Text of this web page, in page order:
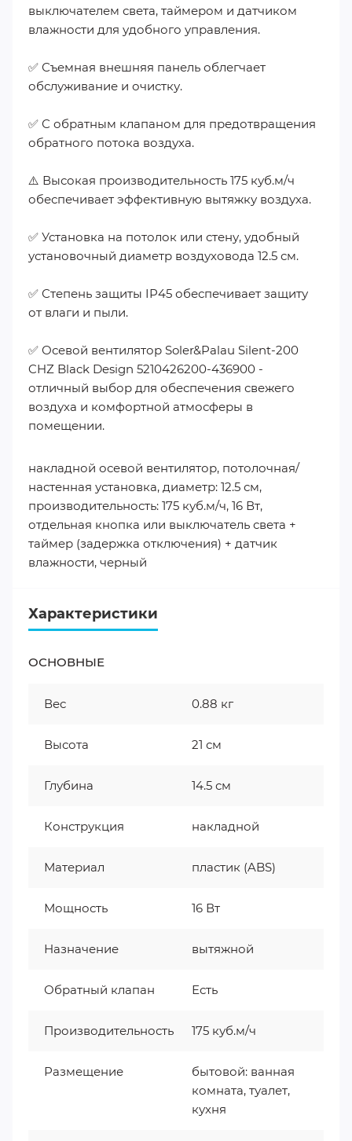
выключателем света, таймером и датчиком
влажности для удобного управления.
✅ Съемная внешняя панель облегчает
обслуживание и очистку.
✅ С обратным клапаном для предотвращения
обратного потока воздуха.
⚠️ Высокая производительность 175 куб.м/ч
обеспечивает эффективную вытяжку воздуха.
✅ Установка на потолок или стену, удобный
установочный диаметр воздуховода 12.5 см.
✅ Степень защиты IP45 обеспечивает защиту
от влаги и пыли.
✅ Осевой вентилятор Soler&Palau Silent-200
CHZ Black Design 5210426200-436900 -
отличный выбор для обеспечения свежего
воздуха и комфортной атмосферы в
помещении.
накладной осевой вентилятор, потолочная/
настенная установка, диаметр: 12.5 см,
производительность: 175 куб.м/ч, 16 Вт,
отдельная кнопка или выключатель света +
таймер (задержка отключения) + датчик
влажности, черный
Характеристики
ОСНОВНЫЕ
Вес 0.88 кг
Высота 21 см
Глубина 14.5 см
Конструкция накладной
Материал пластик (ABS)
Мощность 16 Вт
Назначение вытяжной
Обратный клапан Есть
Производительность 175 куб.м/ч
Размещение
бытовой: ванная
комната, туалет,
кухня